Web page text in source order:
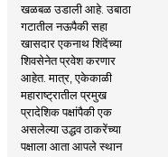
खळबळ उडाली आहे. उबाठा
गटातील नऊपैकी सहा
खासदार एकनाथ शिंदेंच्या
शिवसेनेत प्रवेश करणार
आहेत. मात्र, एकेकाळी
महाराष्ट्रातील प्रमुख
प्रादेशिक पक्षांपैकी एक
असलेल्या उद्धव ठाकरेंच्या
पक्षाला आता आपले स्थान